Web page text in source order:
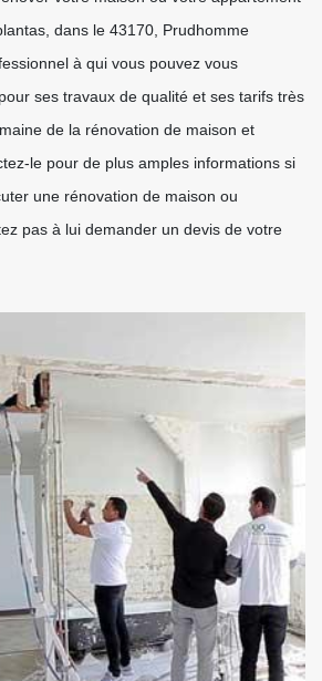
dans le 43170, Prudhomme
à qui vous pouvez vous
ses travaux de qualité et ses tarifs très
de la rénovation de maison et
le pour de plus amples informations si
une rénovation de maison ou
pas à lui demander un devis de votre